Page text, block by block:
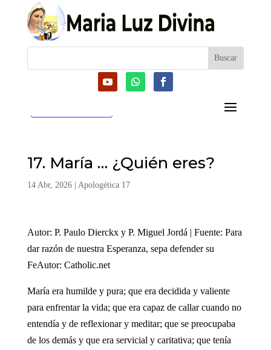
17. María … ¿Quién eres?
14 Abr, 2026| Apologética 17
Autor: P. Paulo Dierckx y P. Miguel Jordá | Fuente: Para
dar razón de nuestra Esperanza, sepa defender su
FeAutor: Catholic.net
María era humilde y pura; que era decidida y valiente
para enfrentar la vida; que era capaz de callar cuando no
entendía y de reflexionar y meditar; que se preocupaba
de los demás y que era servicial y caritativa; que tenía